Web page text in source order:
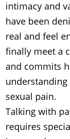
intimacy and
have been
real and feel
finally meet a
and commits
sexual pain.
Talking with
requires